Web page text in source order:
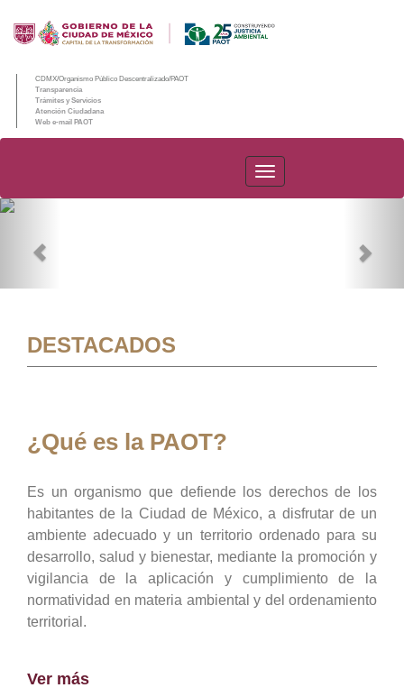
CDMX/Organismo Público Descentralizado/PAOT
Transparencia
Trámites y Servicios
Atención Ciudadana
Web e-mail PAOT
PAOT
DESTACADOS
¿Qué es la PAOT?
Es un organismo que defiende los derechos de los
habitantes de la Ciudad de México, a disfrutar de un
ambiente adecuado y un territorio ordenado para su
desarrollo, salud y bienestar, mediante la promoción y
vigilancia de la aplicación y cumplimiento de la
normatividad en materia ambiental y del ordenamiento
territorial.
Ver más